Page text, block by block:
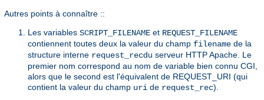
Autres points à connaître ::
Les variables SCRIPT_FILENAME et REQUEST_FILENAME
contiennent toutes deux la valeur du champ filename de la
structure interne request_recdu serveur HTTP Apache. Le
premier nom correspond au nom de variable bien connu CGI,
alors que le second est l'équivalent de REQUEST_URI (qui
contient la valeur du champ uri de request_rec).